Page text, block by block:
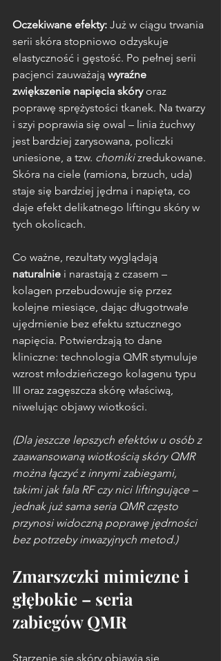
Oczekiwane efekty: Już w ciągu trwania
serii skóra stopniowo odzyskuje
elastyczność i gęstość. Po pełnej serii
pacjenci zauważają wyraźne
zwiększenie napięcia skóry oraz
poprawę sprężystości tkanek. Na twarzy
i szyi poprawia się owal – linia żuchwy
jest bardziej zarysowana, policzki
uniesione, a tzw. chomiki zredukowane.
Skóra na ciele (ramiona, brzuch, uda)
staje się bardziej jędrna i napięta, co
daje efekt delikatnego liftingu skóry w
tych okolicach.
Co ważne, rezultaty wyglądają
naturalnie i narastają z czasem –
kolagen przebudowuje się przez
kolejne miesiące, dając długotrwałe
ujędrnienie bez efektu sztucznego
napięcia. Potwierdzają to dane
kliniczne: technologia QMR stymuluje
wzrost młodzieńczego kolagenu typu
III oraz zagęszcza skórę właściwą,
niwelując objawy wiotkości.
(Dla jeszcze lepszych efektów u osób z
zaawansowaną wiotkością skóry QMR
można łączyć z innymi zabiegami,
takimi jak fala RF czy nici liftingujące –
jednak już sama seria QMR często
przynosi widoczną poprawę jędrności
bez potrzeby inwazyjnych metod.)
Zmarszczki mimiczne i
głębokie – seria
zabiegów QMR
Starzenie się skóry objawia się